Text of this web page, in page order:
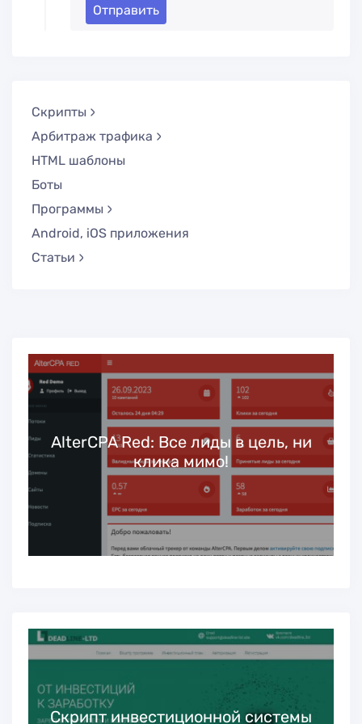
Отправить
Скрипты
Арбитраж трафика
HTML шаблоны
Боты
Программы
Android, iOS приложения
Статьи
AlterCPA Red: Все лиды в цель, ни
клика мимо!
Скрипт инвестиционной системы